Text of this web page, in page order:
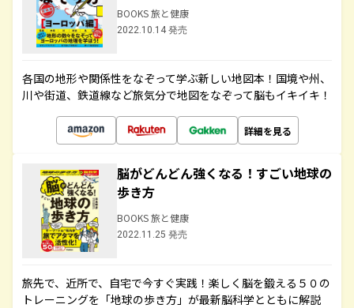
BOOKS 旅と健康
2022.10.14 発売
各国の地形や関係性をなぞって学ぶ新しい地図本！国境や州、
川や街道、鉄道線など旅気分で地図をなぞって脳もイキイキ！
詳細を見る
脳がどんどん強くなる！すごい地球の
歩き方
BOOKS 旅と健康
2022.11.25 発売
旅先で、近所で、自宅で今すぐ実践！楽しく脳を鍛える５０の
トレーニングを「地球の歩き方」が最新脳科学とともに解説